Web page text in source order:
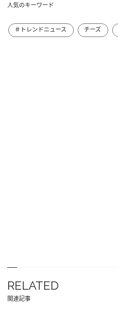
人気のキーワード
＃トレンドニュース チーズ
RELATED
関連記事